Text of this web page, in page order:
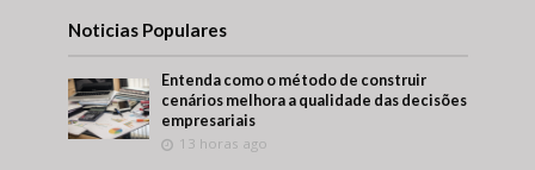
Noticias Populares
Entenda como o método de construir
cenários melhora a qualidade das decisões
empresariais
13 horas ago